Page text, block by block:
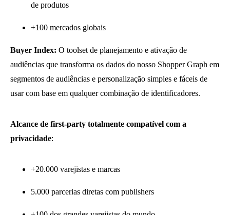
de produtos
+100 mercados globais
Buyer Index: O toolset de planejamento e ativação de
audiências que transforma os dados do nosso Shopper Graph em
segmentos de audiências e personalização simples e fáceis de
usar com base em qualquer combinação de identificadores.
Alcance de first-party totalmente compatível com a
privacidade:
+20.000 varejistas e marcas
5.000 parcerias diretas com publishers